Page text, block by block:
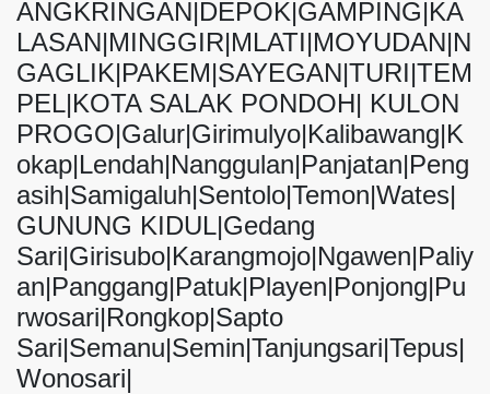
ANGKRINGAN|DEPOK|GAMPING|KA
LASAN|MINGGIR|MLATI|MOYUDAN|N
GAGLIK|PAKEM|SAYEGAN|TURI|TEM
PEL|KOTA SALAK PONDOH| KULON
PROGO|Galur|Girimulyo|Kalibawang|K
okap|Lendah|Nanggulan|Panjatan|Peng
asih|Samigaluh|Sentolo|Temon|Wates|
GUNUNG KIDUL|Gedang
Sari|Girisubo|Karangmojo|Ngawen|Paliy
an|Panggang|Patuk|Playen|Ponjong|Pu
rwosari|Rongkop|Sapto
Sari|Semanu|Semin|Tanjungsari|Tepus|
Wonosari|